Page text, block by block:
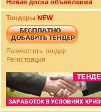
Новая доска объявлений
Тендеры NEW
Разместить тендер
Регистрация